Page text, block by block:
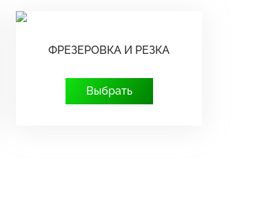
ФРЕЗЕРОВКА И РЕЗКА
Выбрать